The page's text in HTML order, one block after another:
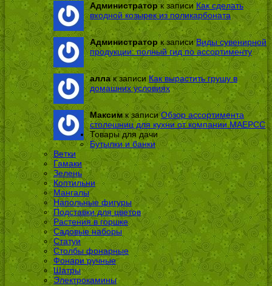
Администраторк записиКак сделать
входной козырек из поликарбоната
Администратор к записиВиды сувенирной
продукции: полный гид по ассортименту
аллак записи Как вырастить грушу в
домашних условиях
Максимк записиОбзор ассортимента
столешниц для кухни от компании МАЕРСС
Товары для дачи
Бутылки и банки
Ветки
Гамаки
Зелень
Коптильни
Мангалы
Напольные фигуры
Подставки для цветов
Растения в горшке
Садовые наборы
Статуи
Столбы фонарные
Фонари ручные
Шатры
Электрокамины